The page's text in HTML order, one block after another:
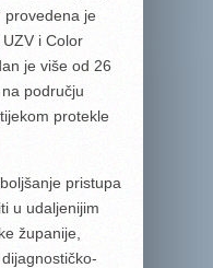
provedena je
i Color
je više od 26
području
protekle
pristupa
u udaljenijim
županije,